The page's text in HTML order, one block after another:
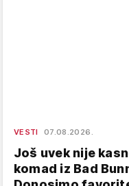
VESTI 07.08.2026.
Još uvek nije
komad iz Bad